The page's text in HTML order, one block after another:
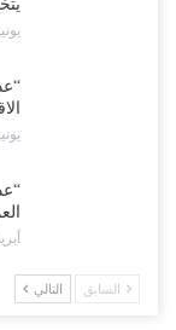
يونيو 15,
يونيو 13,
أبريل
السابق التالي